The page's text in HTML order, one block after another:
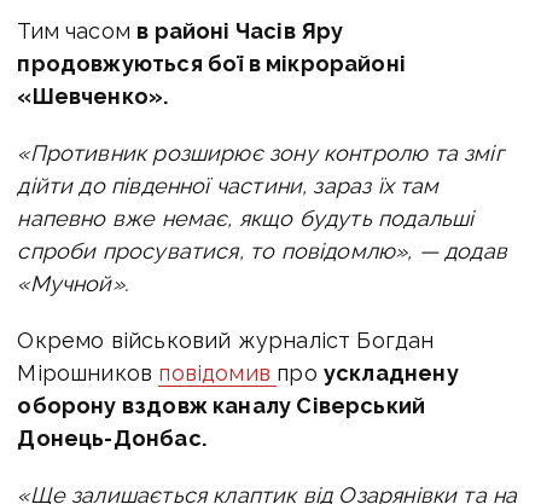
Тим часом в районі Часів Яру
продовжуються бої в мікрорайоні
«Шевченко».
«Противник розширює зону контролю та зміг
дійти до південної частини, зараз їх там
напевно вже немає, якщо будуть подальші
спроби просуватися, то повідомлю», — додав
«Мучной».
Окремо військовий журналіст Богдан
Мірошников повідомив про ускладнену
оборону вздовж каналу Сіверський
Донець-Донбас.
«Ще залишається клаптик від Озарянівки та на